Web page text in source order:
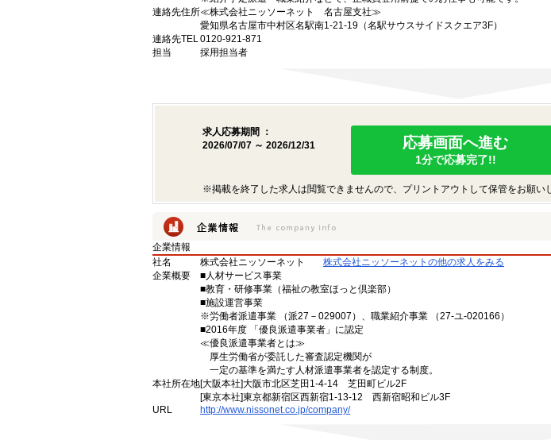
連絡先住所≪株式会社ニッソーネット 名古屋支社≫
愛知県名古屋市中村区名駅南1-21-19（名駅サウスサイドスクエア3F）
連絡先TEL0120-921-871
担当
採用担当者
求人応募期間 ：
2026/07/07 ～ 2026/12/31
応募画面へ進む
1分で応募完了!!
※掲載を終了した求人は閲覧できませんので、プリントアウトして保管をお願い
企業情報
社名
株式会社ニッソーネット
株式会社ニッソーネットの他の求人をみる
企業概要
■人材サービス事業
■教育・研修事業（福祉の教室ほっと倶楽部）
■施設運営事業
※労働者派遣事業 （派27－029007）、職業紹介事業 （27-ユ-020166）
■2016年度 「優良派遣事業者」に認定
≪優良派遣事業者とは≫
厚生労働省が委託した審査認定機関が
一定の基準を満たす人材派遣事業者を認定する制度。
本社所在地[大阪本社]大阪市北区芝田1-4-14 芝田町ビル2F
[東京本社]東京都新宿区西新宿1-13-12 西新宿昭和ビル3F
URL
http://www.nissonet.co.jp/company/